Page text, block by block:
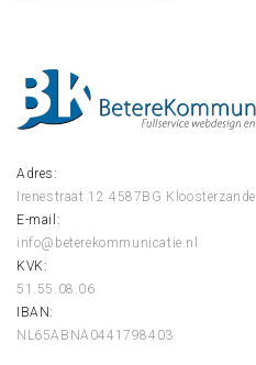
Adres:
Irenestraat 12 4587BG Kloosterzande
E-mail:
info@beterekommunicatie.nl
KVK:
51.55.08.06
IBAN:
NL65ABNA0441798403